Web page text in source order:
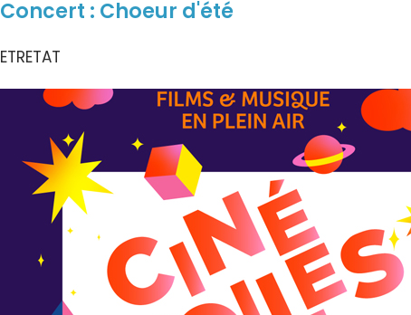
Concert : Choeur d'été
ETRETAT